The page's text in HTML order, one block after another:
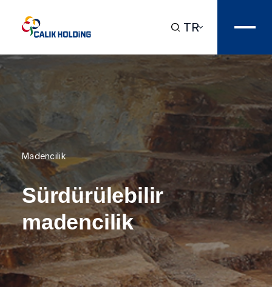
TR
Madencilik
Sürdürülebilir
madencilik